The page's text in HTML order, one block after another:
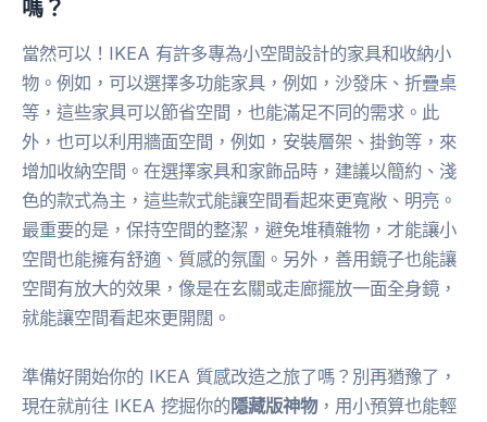
嗎？
當然可以！IKEA 有許多專為小空間設計的家具和收納小
物。例如，可以選擇多功能家具，例如，沙發床、折疊桌
等，這些家具可以節省空間，也能滿足不同的需求。此
外，也可以利用牆面空間，例如，安裝層架、掛鉤等，來
增加收納空間。在選擇家具和家飾品時，建議以簡約、淺
色的款式為主，這些款式能讓空間看起來更寬敞、明亮。
最重要的是，保持空間的整潔，避免堆積雜物，才能讓小
空間也能擁有舒適、質感的氛圍。另外，善用鏡子也能讓
空間有放大的效果，像是在玄關或走廊擺放一面全身鏡，
就能讓空間看起來更開闊。
準備好開始你的 IKEA 質感改造之旅了嗎？別再猶豫了，
現在就前往 IKEA 挖掘你的隱藏版神物，用小預算也能輕